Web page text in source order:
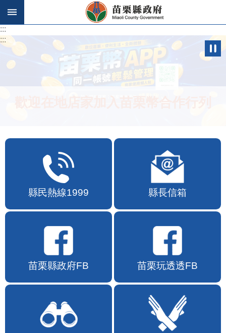
跳到主要內容區塊
:::
:::
縣民熱線1999 縣長信箱
苗栗縣政府FB 苗栗玩透透FB